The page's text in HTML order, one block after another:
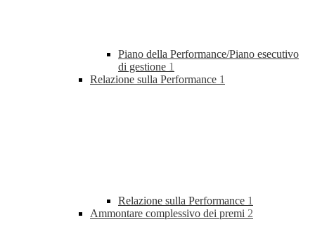
Piano della Performance/Piano esecutivo
di gestione 1
Relazione sulla Performance 1
Relazione sulla Performance 1
Ammontare complessivo dei premi 2